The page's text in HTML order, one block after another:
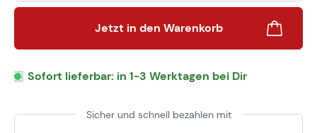
Jetzt in den Warenkorb
Sofort lieferbar: in 1-3 Werktagen bei Dir
Sicher und schnell bezahlen mit